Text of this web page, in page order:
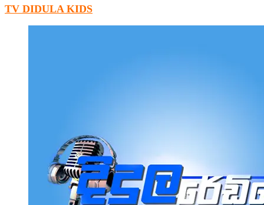
TV DIDULA KIDS